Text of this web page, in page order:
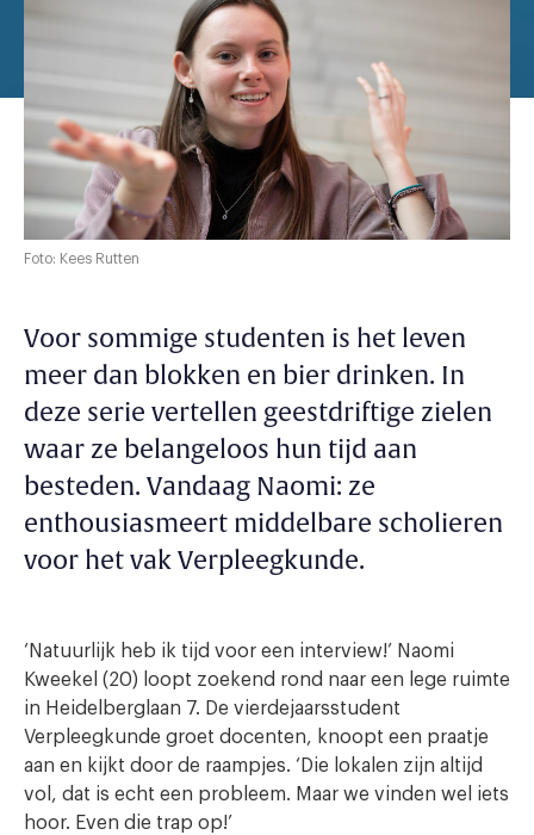
Foto: Kees Rutten
Voor sommige studenten is het leven
meer dan blokken en bier drinken. In
deze serie vertellen geestdriftige zielen
waar ze belangeloos hun tijd aan
besteden. Vandaag Naomi: ze
enthousiasmeert middelbare scholieren
voor het vak Verpleegkunde.
‘Natuurlijk heb ik tijd voor een interview!’ Naomi
Kweekel (20) loopt zoekend rond naar een lege ruimte
in Heidelberglaan 7. De vierdejaarsstudent
Verpleegkunde groet docenten, knoopt een praatje
aan en kijkt door de raampjes. ‘Die lokalen zijn altijd
vol, dat is echt een probleem. Maar we vinden wel iets
hoor. Even die trap op!’